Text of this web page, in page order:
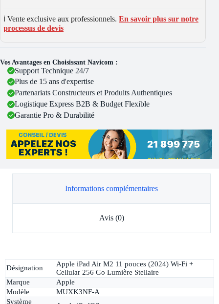
ℹ️ Vente exclusive aux professionnels. En savoir plus sur notre
processus de devis
Vos Avantages en Choisissant Navicom :
Support Technique 24/7
Plus de 15 ans d'expertise
Partenariats Constructeurs et Produits Authentiques
Logistique Express B2B & Budget Flexible
Garantie Pro & Durabilité
Informations complémentaires
Avis (0)
Désignation
Apple iPad Air M2 11 pouces (2024) Wi-Fi +
Cellular 256 Go Lumière Stellaire
Marque
Apple
Modèle
MUXK3NF-A
Système